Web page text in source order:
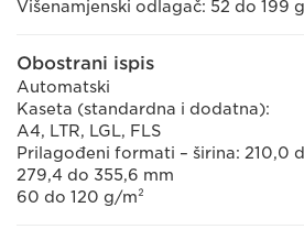
Višenamjenski odlagač: 52 do 199
Obostrani ispis
Automatski
Kaseta (standardna i dodatna):
A4, LTR, LGL, FLS
Prilagođeni formati – širina: 210,0
279,4 do 355,6 mm
60 do 120 g/m²